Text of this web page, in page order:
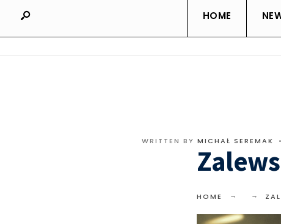
HOME
WRITTEN BY MICHAŁ SEREMAK •
HOME